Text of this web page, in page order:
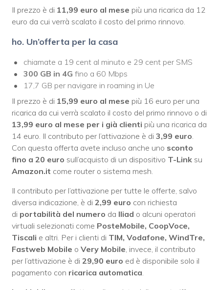
Il prezzo è di 11,99 euro al mese più una ricarica da 12
euro da cui verrà scalato il costo del primo rinnovo.
ho. Un’offerta per la casa
chiamate a 19 cent al minuto e 29 cent per SMS
300 GB in 4G fino a 60 Mbps
17,7 GB per navigare in roaming in Ue
Il prezzo è di 15,99 euro al mese più 16 euro per una
ricarica da cui verrà scalato il costo del primo rinnovo o di
13,99 euro al mese per i già clienti più una ricarica da
14 euro. Il contributo per l’attivazione è di 3,99 euro.
Con questa offerta avete incluso anche uno sconto
fino a 20 euro sull’acquisto di un dispositivo T-Link su
Amazon.it come router o sistema mesh.
Il contributo per l’attivazione per tutte le offerte, salvo
diversa indicazione, è di 2,99 euro con richiesta
di portabilità del numero da Iliad o alcuni operatori
virtuali selezionati come PosteMobile, CoopVoce,
Tiscali e altri. Per i clienti di TIM, Vodafone, WindTre,
Fastweb Mobile o Very Mobile, invece, il contributo
per l’attivazione è di 29,90 euro ed è disponibile solo il
pagamento con ricarica automatica.